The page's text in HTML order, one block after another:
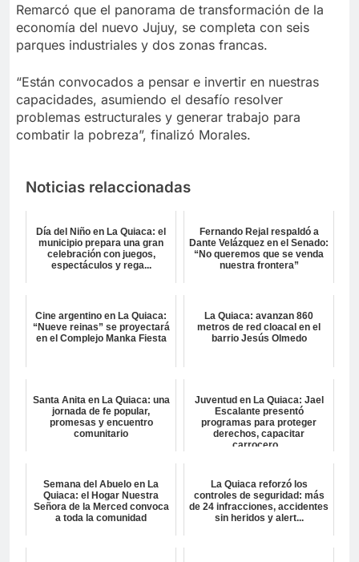
Remarcó que el panorama de transformación de la
economía del nuevo Jujuy, se completa con seis
parques industriales y dos zonas francas.
“Están convocados a pensar e invertir en nuestras
capacidades, asumiendo el desafío resolver
problemas estructurales y generar trabajo para
combatir la pobreza”, finalizó Morales.
Noticias relaccionadas
Día del Niño en La Quiaca: el
municipio prepara una gran
celebración con juegos,
espectáculos y rega...
Fernando Rejal respaldó a
Dante Velázquez en el Senado:
“No queremos que se venda
nuestra frontera”
Cine argentino en La Quiaca:
“Nueve reinas” se proyectará
en el Complejo Manka Fiesta
La Quiaca: avanzan 860
metros de red cloacal en el
barrio Jesús Olmedo
Santa Anita en La Quiaca: una
jornada de fe popular,
promesas y encuentro
comunitario
Juventud en La Quiaca: Jael
Escalante presentó
programas para proteger
derechos, capacitar
carrocero...
Semana del Abuelo en La
Quiaca: el Hogar Nuestra
Señora de la Merced convoca
a toda la comunidad
La Quiaca reforzó los
controles de seguridad: más
de 24 infracciones, accidentes
sin heridos y alert...